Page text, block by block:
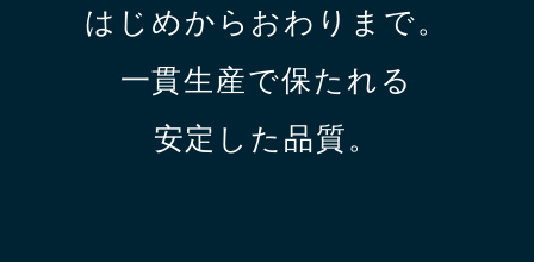
はじめからおわりまで。
一貫生産で保たれる
安定した品質。